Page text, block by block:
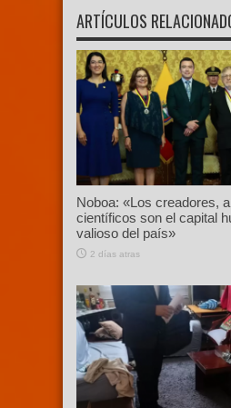
ARTÍCULOS
Noboa: «Los creadores,
científicos son el capital
valioso del país»
2 días atras